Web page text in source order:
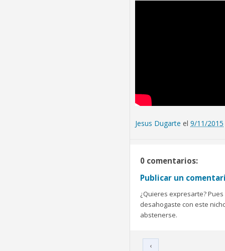
Jesus Dugarte el 9/11/2015
0 comentarios:
Publicar un
¿Quieres expresarte?
desahogaste con este
abstenerse.
‹